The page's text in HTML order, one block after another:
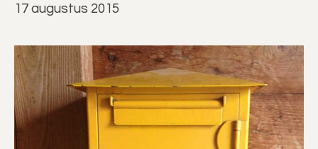
17 augustus 2015